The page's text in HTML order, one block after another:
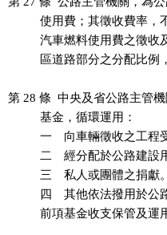
使用費；其徵收費
汽車燃料使用費之
區道路部分之分配比
第 28 條  中央及省公路主管
          基金，循環運用：
一　向車輛徵收之工程
二　經分配於公路建
          三　私人或團體之捐獻。
四　其他依法撥用於
前項基金收支保管